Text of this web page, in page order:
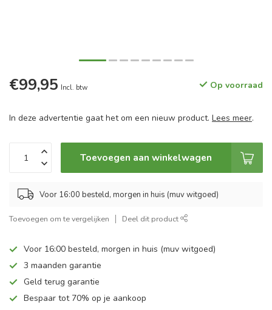
€99,95 Incl. btw Op voorraad
In deze advertentie gaat het om een nieuw product. Lees meer.
Toevoegen aan winkelwagen
Voor 16:00 besteld, morgen in huis (muv witgoed)
Toevoegen om te vergelijken Deel dit product
Voor 16:00 besteld, morgen in huis (muv witgoed)
3 maanden garantie
Geld terug garantie
Bespaar tot 70% op je aankoop